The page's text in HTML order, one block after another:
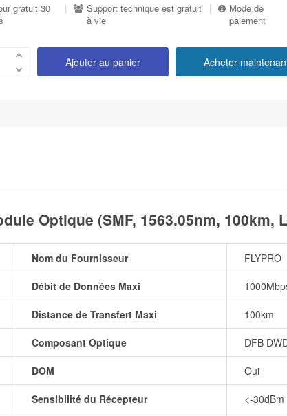
gratuit 30
|
Support technique est gratuit
à vie
|
Mode de
paiement
Ajouter au panier Acheter
Optique (SMF, 1563.05nm, 100km,
Nom du Fournisseur FLYPRO
Débit de Données Maxi
Distance de Transfert Maxi 100km
Composant Optique DFB
DOM Oui
Sensibilité du Récepteur <-30dBm